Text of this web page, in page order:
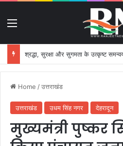
Home /उत्तराखंड
उत्तराखंड उधम सिंह नगर देहरादून
मुख्यमंत्री पुष्कर